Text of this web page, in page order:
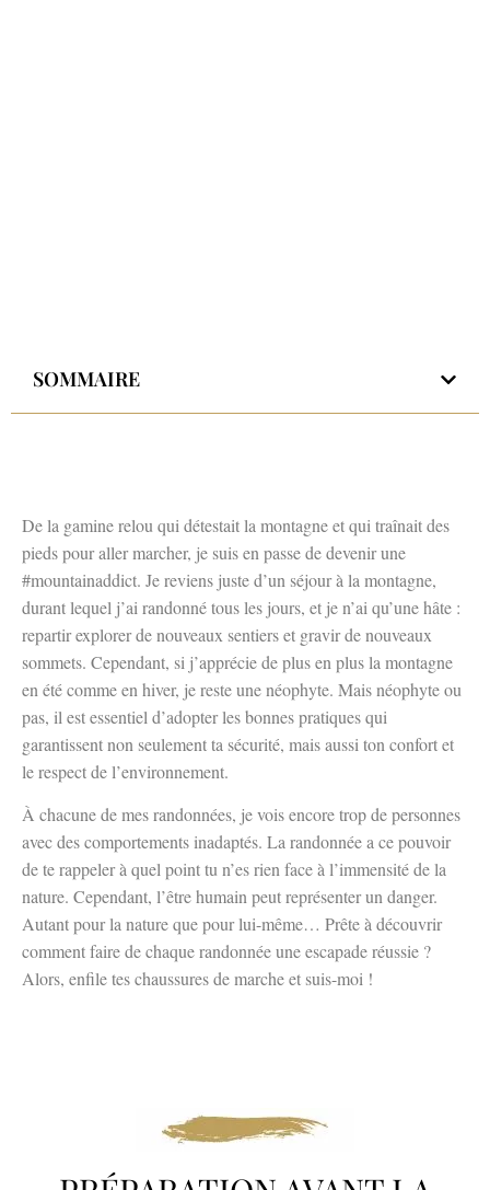
SOMMAIRE
De la gamine relou qui détestait la montagne et qui traînait des
pieds pour aller marcher, je suis en passe de devenir une
#mountainaddict. Je reviens juste d’un séjour à la montagne,
durant lequel j’ai randonné tous les jours, et je n’ai qu’une hâte :
repartir explorer de nouveaux sentiers et gravir de nouveaux
sommets. Cependant, si j’apprécie de plus en plus la montagne
en été comme en hiver, je reste une néophyte. Mais néophyte ou
pas, il est essentiel d’adopter les bonnes pratiques qui
garantissent non seulement ta sécurité, mais aussi ton confort et
le respect de l’environnement.
À chacune de mes randonnées, je vois encore trop de personnes
avec des comportements inadaptés. La randonnée a ce pouvoir
de te rappeler à quel point tu n’es rien face à l’immensité de la
nature. Cependant, l’être humain peut représenter un danger.
Autant pour la nature que pour lui-même… Prête à découvrir
comment faire de chaque randonnée une escapade réussie ?
Alors, enfile tes chaussures de marche et suis-moi !